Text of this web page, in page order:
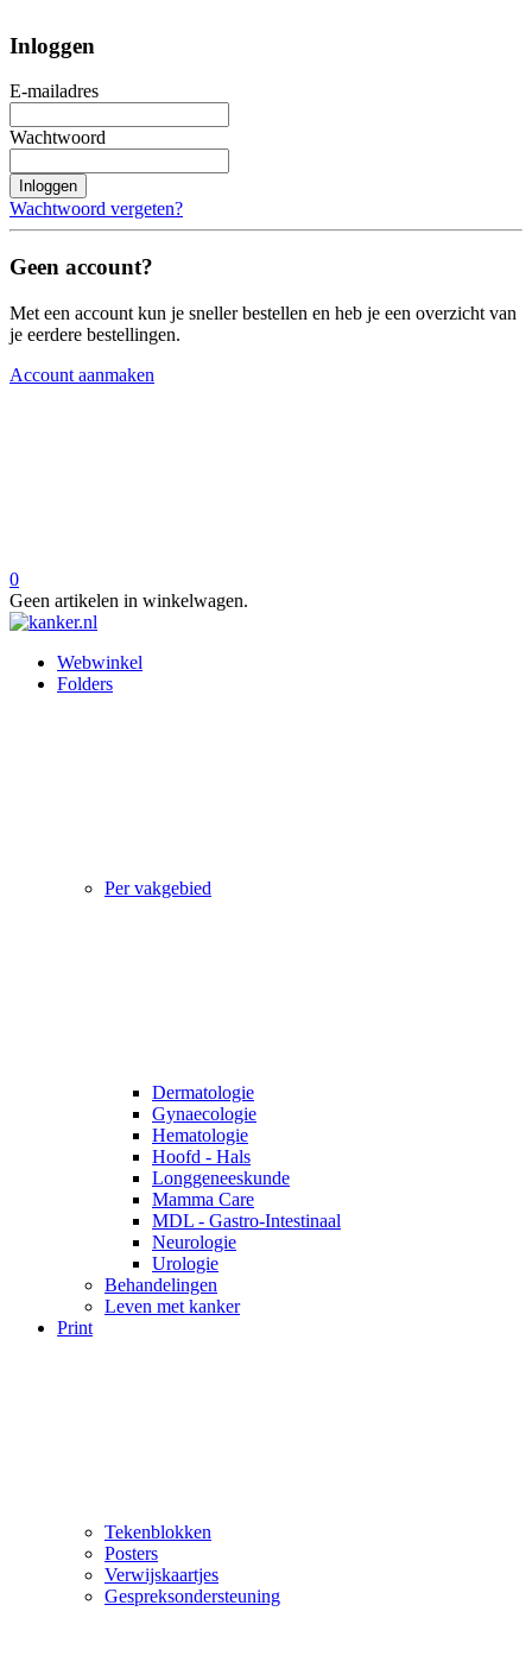
Inloggen
E-mailadres
Wachtwoord
Inloggen
Wachtwoord vergeten?
Geen account?
Met een account kun je sneller bestellen en heb je een overzicht van
je eerdere bestellingen.
Account aanmaken
0
Geen artikelen in winkelwagen.
Webwinkel
Folders
Per vakgebied
Dermatologie
Gynaecologie
Hematologie
Hoofd - Hals
Longgeneeskunde
Mamma Care
MDL - Gastro-Intestinaal
Neurologie
Urologie
Behandelingen
Leven met kanker
Print
Tekenblokken
Posters
Verwijskaartjes
Gespreksondersteuning